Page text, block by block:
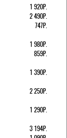
1 920Р.
2 490Р.
747Р.
1 980Р.
859Р.
1 390Р.
2 250Р.
1 290Р.
3 194Р.